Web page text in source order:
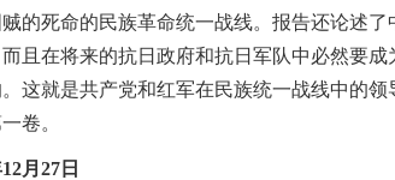
的死命的民族革命统一战线。报告还论述
且在将来的抗日政府和抗日军队中必然要
这就是共产党和红军在民族统一战线中的
卷。
月27日